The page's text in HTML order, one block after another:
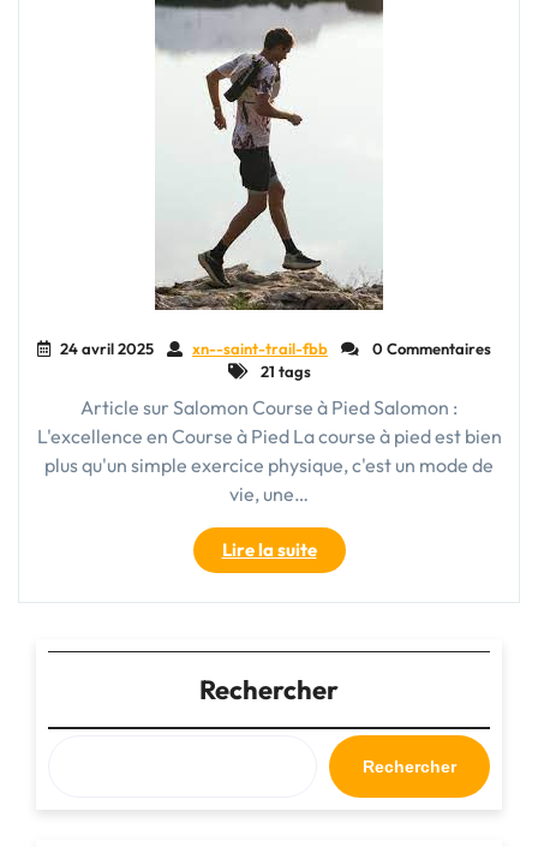
24 avril 2025 xn--saint-trail-fbb
0 Commentaires
21 tags
Article sur Salomon Course à Pied Salomon :
L'excellence en Course à Pied La course à pied est bien
plus qu'un simple exercice physique, c'est un mode de
vie, une…
Lire la suite"Salomon
:
L’Expertise
en
Course
à
Pied"
Rechercher
Rechercher